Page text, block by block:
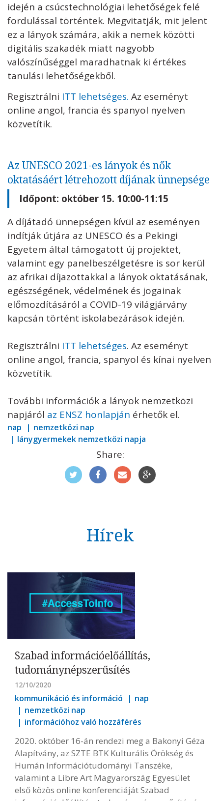
idején a csúcstechnológiai lehetőségek felé
fordulással történtek. Megvitatják, mit jelent
ez a lányok számára, akik a nemek közötti
digitális szakadék miatt nagyobb
valószínűséggel maradhatnak ki értékes
tanulási lehetőségekből.
Regisztrálni ITT lehetséges. Az eseményt
online angol, francia és spanyol nyelven
közvetítik.
Az UNESCO 2021-es lányok és nők
oktatásáért létrehozott díjának ünnepsége
Időpont: október 15. 10:00-11:15
A díjátadó ünnepségen kívül az eseményen
indítják útjára az UNESCO és a Pekingi
Egyetem által támogatott új projektet,
valamint egy panelbeszélgetésre is sor kerül
az afrikai díjazottakkal a lányok oktatásának,
egészségének, védelmének és jogainak
előmozdításáról a COVID-19 világjárvány
kapcsán történt iskolabezárások idején.
Regisztrálni ITT lehetséges. Az eseményt
online angol, francia, spanyol és kínai nyelven
közvetítik.
További információk a lányok nemzetközi
napjáról az ENSZ honlapján érhetők el.
nap
nemzetközi nap
lánygyermekek nemzetközi napja
Share:
Hírek
Szabad információelőállítás,
tudománynépszerűsítés
12/10/2020
kommunikáció és információ
nap
nemzetközi nap
információhoz való hozzáférés
2020. október 16-án rendezi meg a Bakonyi Géza
Alapítvány, az SZTE BTK Kulturális Örökség és
Humán Információtudományi Tanszéke,
valamint a Libre Art Magyarország Egyesület
első közös online konferenciáját Szabad